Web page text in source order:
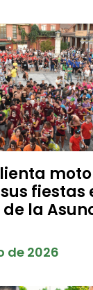
fiestas
la
de 2026